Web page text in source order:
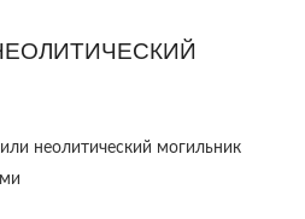
неолитический могильник